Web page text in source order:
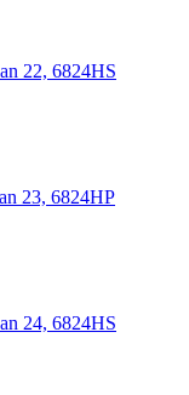
22, 6824HS
23, 6824HP
24, 6824HS